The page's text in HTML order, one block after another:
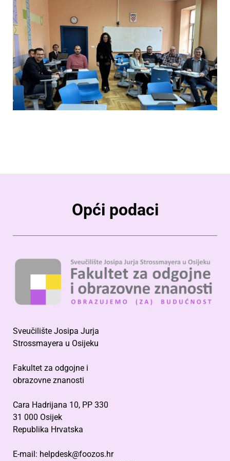
Opći podaci
Sveučilište Josipa Jurja
Strossmayera u Osijeku
Fakultet za odgojne i
obrazovne znanosti
Cara Hadrijana 10, PP 330
31 000 Osijek
Republika Hrvatska
E-mail: helpdesk@foozos.hr